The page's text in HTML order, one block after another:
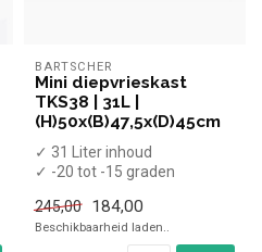
BARTSCHER
Mini diepvrieskast
TKS38 | 31L |
(H)50x(B)47,5x(D)45cm
✓ 31 Liter inhoud
✓ -20 tot -15 graden
✓ Breedte 47,5 cm, diepte
4...
245,00 184,00
Beschikbaarheid laden..